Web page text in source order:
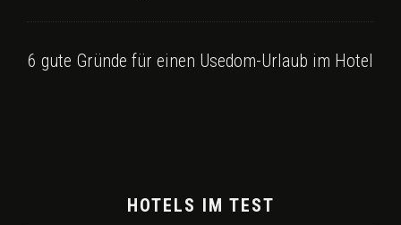
6 gute Gründe für einen Usedom-Urlaub im Hotel
HOTELS IM TEST